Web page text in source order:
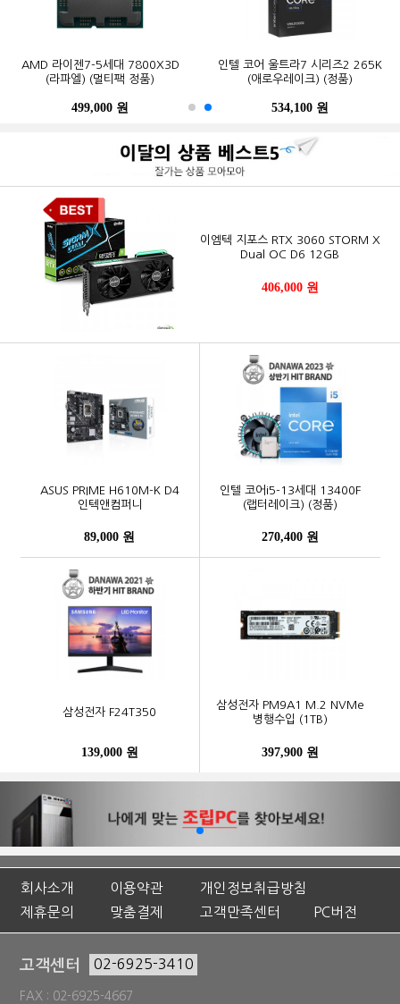
AMD 라이젠7-5세대 7800X3D
(라파엘) (멀티팩 정품)
499,000 원
인텔 코어 울트라7 시리즈2 265K
(애로우레이크) (정품)
534,100 원
ESSENCORE KLEVV DDR5-5600
CL46 파인인포 (16GB)
341,000 원
마이크론 Crucial DDR5-5600 CL46
PRO 대원씨티에스 (16GB)
387,000 원
GIGABYTE B650M K 피씨디렉트
123,000 원
ASUS TUF Gaming B850-PLUS WIFI
STCOM(조립용)
339,000 원
GIGABYTE 지포스 RTX 5060
WINDFORCE MAX OC D7 8GB
피씨디렉트
632,200 원
MSI 지포스 RTX 5070 게이밍 트리오
OC D7 12GB 트라이프로져4
1,299,000 원
Western Digital WD BLACK
SN850X M.2 NVMe (2TB)
550,000 원
삼성전자 990 PRO M.2 NVMe (2TB)
1,027,000 원
이엠텍 지포스 RTX 3060 STORM X
Dual OC D6 12GB
406,000 원
ASUS PRIME H610M-K D4
인텍앤컴퍼니
89,000 원
인텔 코어i5-13세대 13400F
(랩터레이크) (정품)
270,400 원
삼성전자 F24T350
139,000 원
삼성전자 PM9A1 M.2 NVMe
병행수입 (1TB)
397,900 원
회사소개 이용약관
개인정보취급방침
제휴문의
맞춤결제 고객만족센터 PC버전
고객센터 02-6925-3410
FAX : 02-6925-4667